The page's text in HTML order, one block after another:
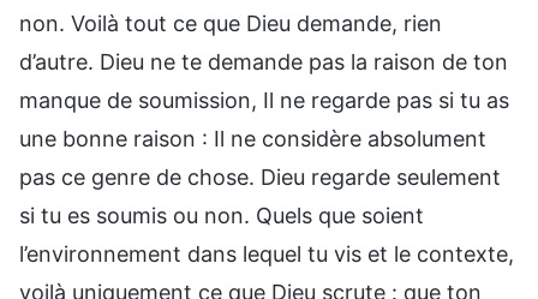
non. Voilà tout ce que Dieu demande, rien
d’autre. Dieu ne te demande pas la raison de ton
manque de soumission, Il ne regarde pas si tu as
une bonne raison : Il ne considère absolument
pas ce genre de chose. Dieu regarde seulement
si tu es soumis ou non. Quels que soient
l’environnement dans lequel tu vis et le contexte,
voilà uniquement ce que Dieu scrute : que ton